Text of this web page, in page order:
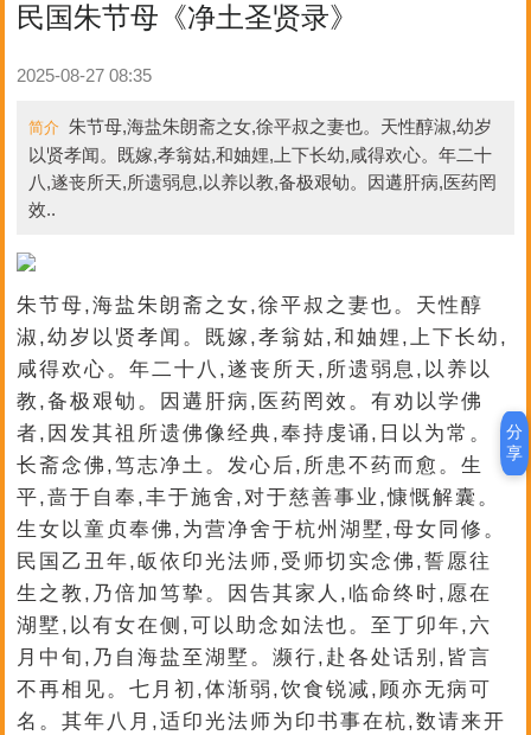
民国朱节母《净土圣贤录》
2025-08-27 08:35
简介 朱节母,海盐朱朗斋之女,徐平叔之妻也。天性醇淑,幼岁
以贤孝闻。既嫁,孝翁姑,和妯娌,上下长幼,咸得欢心。年二十
八,遂丧所天,所遗弱息,以养以教,备极艰劬。因遘肝病,医药罔
效..
朱节母,海盐朱朗斋之女,徐平叔之妻也。天性醇
淑,幼岁以贤孝闻。既嫁,孝翁姑,和妯娌,上下长幼,
咸得欢心。年二十八,遂丧所天,所遗弱息,以养以
教,备极艰劬。因遘肝病,医药罔效。有劝以学佛
者,因发其祖所遗佛像经典,奉持虔诵,日以为常。
长斋念佛,笃志净土。发心后,所患不药而愈。生
平,啬于自奉,丰于施舍,对于慈善事业,慷慨解囊。
生女以童贞奉佛,为营净舍于杭州湖墅,母女同修。
民国乙丑年,皈依印光法师,受师切实念佛,誓愿往
生之教,乃倍加笃挚。因告其家人,临命终时,愿在
湖墅,以有女在侧,可以助念如法也。至丁卯年,六
月中旬,乃自海盐至湖墅。濒行,赴各处话别,皆言
不再相见。七月初,体渐弱,饮食锐减,顾亦无病可
名。其年八月,适印光法师为印书事在杭,数请来开
分
享